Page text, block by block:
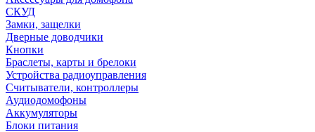
СКУД
Замки, защелки
Дверные доводчики
Кнопки
Браслеты, карты и брелоки
Устройства радиоуправления
Считыватели, контроллеры
Аудиодомофоны
Аккумуляторы
Блоки питания